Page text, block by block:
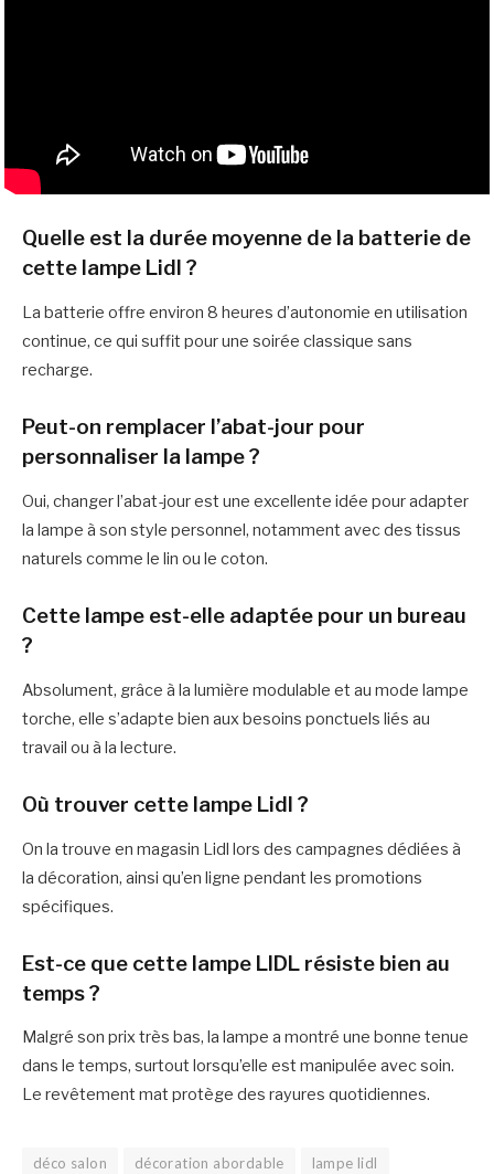
Quelle est la durée moyenne de la batterie de
cette lampe Lidl ?
La batterie offre environ 8 heures d’autonomie en utilisation
continue, ce qui suffit pour une soirée classique sans
recharge.
Peut-on remplacer l’abat-jour pour
personnaliser la lampe ?
Oui, changer l’abat-jour est une excellente idée pour adapter
la lampe à son style personnel, notamment avec des tissus
naturels comme le lin ou le coton.
Cette lampe est-elle adaptée pour un bureau
?
Absolument, grâce à la lumière modulable et au mode lampe
torche, elle s’adapte bien aux besoins ponctuels liés au
travail ou à la lecture.
Où trouver cette lampe Lidl ?
On la trouve en magasin Lidl lors des campagnes dédiées à
la décoration, ainsi qu’en ligne pendant les promotions
spécifiques.
Est-ce que cette lampe LIDL résiste bien au
temps ?
Malgré son prix très bas, la lampe a montré une bonne tenue
dans le temps, surtout lorsqu’elle est manipulée avec soin.
Le revêtement mat protège des rayures quotidiennes.
déco salon décoration abordable
lampe lidl